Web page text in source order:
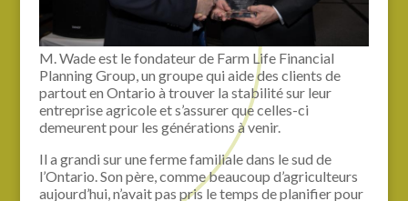
M. Wade est le fondateur de Farm Life Financial
Planning Group, un groupe qui aide des clients de
partout en Ontario à trouver la stabilité sur leur
entreprise agricole et s’assurer que celles-ci
demeurent pour les générations à venir.
Il a grandi sur une ferme familiale dans le sud de
l’Ontario. Son père, comme beaucoup d’agriculteurs
aujourd’hui, n’avait pas pris le temps de planifier pour